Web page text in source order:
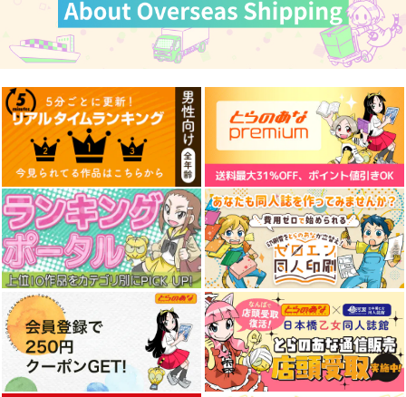
通勤道中であの娘がぱ
13
嘘つき屋
662円（税込）
オリジナル
サンプル
カート
≪新刊発売記念
ド】艶娘幻夢譚
T2 ART WORKS
専売 4,400 （税込）
オリジナル
サンプル
カート
まいにちがエブリデイ
フデバコサン
629円（税込）
穹（開拓者）×ホタル
サンプル
作品詳細